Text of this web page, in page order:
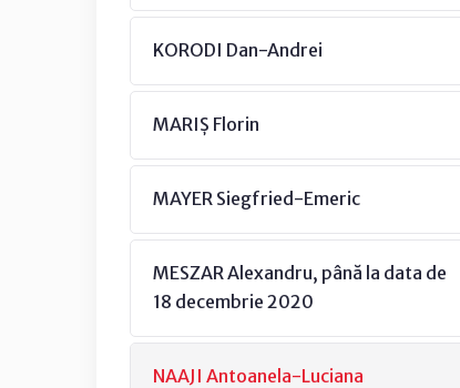
KORODI Dan-Andrei
MARIȘ Florin
MAYER Siegfried-Emeric
MESZAR Alexandru, până la data de
18 decembrie 2020
NAAJI Antoanela-Luciana